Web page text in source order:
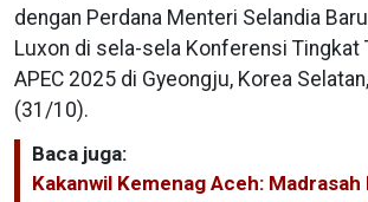
dengan Perdana Menteri Selandia
Luxon di sela-sela Konferensi Tingkat
APEC 2025 di Gyeongju, Korea
(31/10).
Baca juga:
Kakanwil Kemenag Aceh: